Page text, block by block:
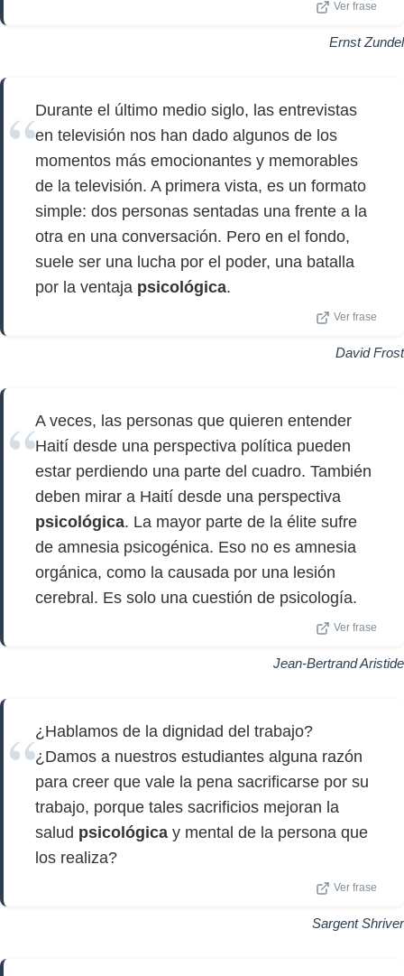
Ver frase
Ernst Zundel
Durante el último medio siglo, las entrevistas
en televisión nos han dado algunos de los
momentos más emocionantes y memorables
de la televisión. A primera vista, es un formato
simple: dos personas sentadas una frente a la
otra en una conversación. Pero en el fondo,
suele ser una lucha por el poder, una batalla
por la ventaja psicológica.
Ver frase
David Frost
A veces, las personas que quieren entender
Haití desde una perspectiva política pueden
estar perdiendo una parte del cuadro. También
deben mirar a Haití desde una perspectiva
psicológica. La mayor parte de la élite sufre
de amnesia psicogénica. Eso no es amnesia
orgánica, como la causada por una lesión
cerebral. Es solo una cuestión de psicología.
Ver frase
Jean-Bertrand Aristide
¿Hablamos de la dignidad del trabajo?
¿Damos a nuestros estudiantes alguna razón
para creer que vale la pena sacrificarse por su
trabajo, porque tales sacrificios mejoran la
salud psicológica y mental de la persona que
los realiza?
Ver frase
Sargent Shriver